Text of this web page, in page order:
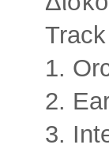
1.
2.
3.